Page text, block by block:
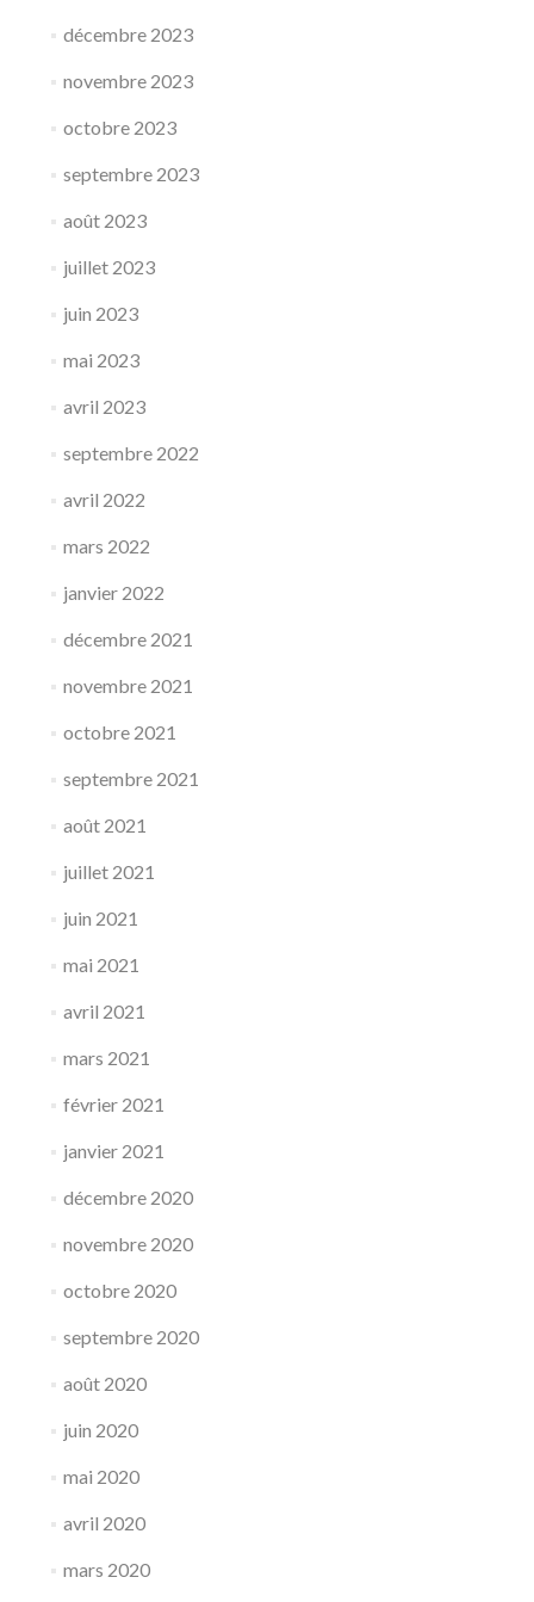
décembre 2023
novembre 2023
octobre 2023
septembre 2023
août 2023
juillet 2023
juin 2023
mai 2023
avril 2023
septembre 2022
avril 2022
mars 2022
janvier 2022
décembre 2021
novembre 2021
octobre 2021
septembre 2021
août 2021
juillet 2021
juin 2021
mai 2021
avril 2021
mars 2021
février 2021
janvier 2021
décembre 2020
novembre 2020
octobre 2020
septembre 2020
août 2020
juin 2020
mai 2020
avril 2020
mars 2020